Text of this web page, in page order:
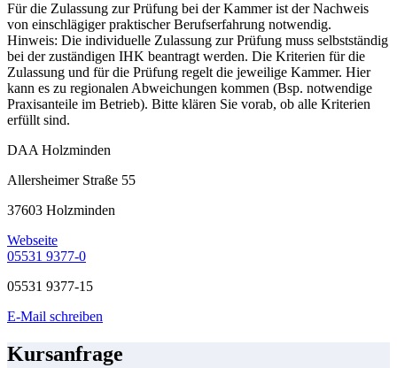
Für die Zulassung zur Prüfung bei der Kammer ist der Nachweis
von einschlägiger praktischer Berufserfahrung notwendig.
Hinweis: Die individuelle Zulassung zur Prüfung muss selbstständig
bei der zuständigen IHK beantragt werden. Die Kriterien für die
Zulassung und für die Prüfung regelt die jeweilige Kammer. Hier
kann es zu regionalen Abweichungen kommen (Bsp. notwendige
Praxisanteile im Betrieb). Bitte klären Sie vorab, ob alle Kriterien
erfüllt sind.
DAA Holzminden
Allersheimer Straße 55
37603 Holzminden
Webseite
05531 9377-0
05531 9377-15
E-Mail schreiben
Kursanfrage